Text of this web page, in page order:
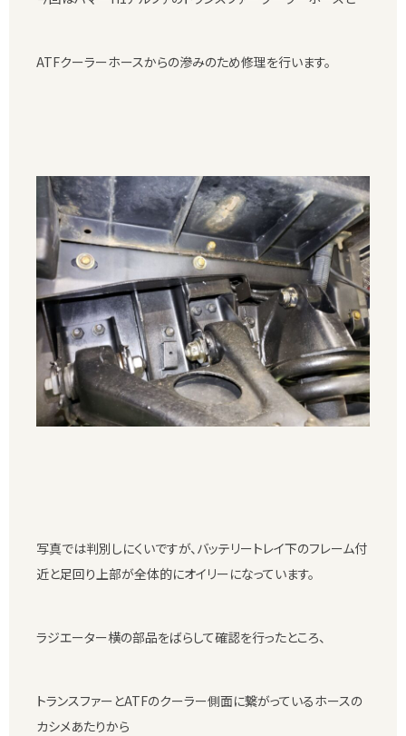
ATFクーラーホースからの滲みのため修理を行います。
写真では判別しにくいですが、バッテリートレイ下のフレーム付
近と足回り上部が全体的にオイリーになっています。
ラジエーター横の部品をばらして確認を行ったところ、
トランスファーとATFのクーラー側面に繋がっているホースの
カシメあたりから